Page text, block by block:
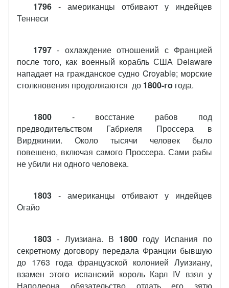
1796 - американцы отбивают у индейцев
Теннеси
1797 - охлаждение отношений с Францией
после того, как военный корабль США Delaware
нападает на гражданское судно Croyable; морские
столкновения продолжаются до 1800-го года.
1800 - восстание рабов под
предводительством Габриеля Проссера в
Вирджинии. Около тысячи человек было
повешено, включая самого Проссера. Сами рабы
не убили ни одного человека.
1803 - американцы отбивают у индейцев
Огайо
1803 - Луизиана. В 1800 году Испания по
секретному договору передала Франции бывшую
до 1763 года французской колонией Луизиану,
взамен этого испанский король Карл IV взял у